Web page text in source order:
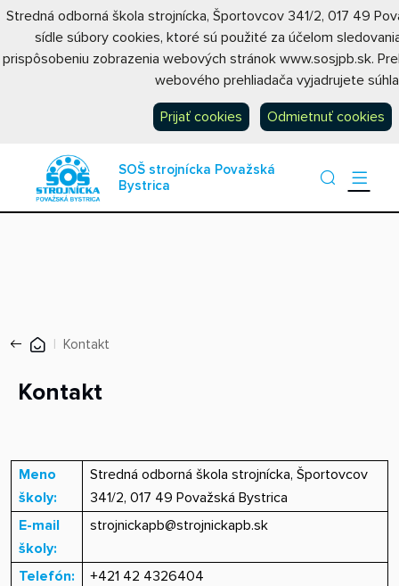
Stredná odborná škola strojnícka, Športovcov 341/2, 017 49
sídle súbory cookies, ktoré sú použité za účelom
prispôsobeniu zobrazenia webových stránok www.sosjpb.sk.
webového prehliadača vyjadrujete
Prijať cookies Odmietnuť cookies
SOŠ strojnícka Považská
Bystrica
Kontakt
Kontakt
Meno
školy:
Stredná odborná škola strojnícka, Športovcov
341/2, 017 49 Považská Bystrica
E-mail
školy:
strojnickapb@strojnickapb.sk
Telefón:
+421 42 4326404